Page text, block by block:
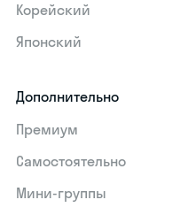
Корейский
Японский
Дополнительно
Премиум
Самостоятельно
Мини-группы